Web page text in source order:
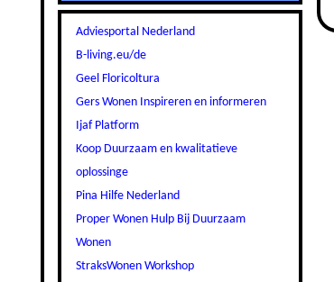
Adviesportal Nederland
B-living.eu/de
Geel Floricoltura
Gers Wonen Inspireren en informeren
Ijaf Platform
Koop Duurzaam en kwalitatieve
oplossinge
Pina Hilfe Nederland
Proper Wonen Hulp Bij Duurzaam
Wonen
StraksWonen Workshop